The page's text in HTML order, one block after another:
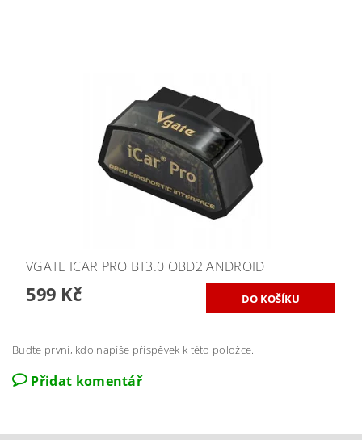
VGATE ICAR PRO BT3.0 OBD2 ANDROID
599 Kč
Buďte první, kdo napíše příspěvek k této položce.
Přidat komentář